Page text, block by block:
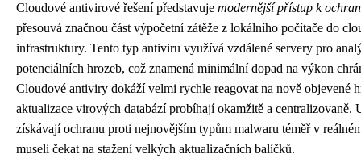
Cloudové antivirové řešení představuje modernější přístup k
přesouvá značnou část výpočetní zátěže z lokálního počítače do
infrastruktury. Tento typ antiviru využívá vzdálené servery pro
potenciálních hrozeb, což znamená minimální dopad na výkon
Cloudové antiviry dokáží velmi rychle reagovat na nově objevené
aktualizace virových databází probíhají okamžitě a centralizovaně.
získávají ochranu proti nejnovějším typům malwaru téměř v
museli čekat na stažení velkých aktualizačních balíčků.